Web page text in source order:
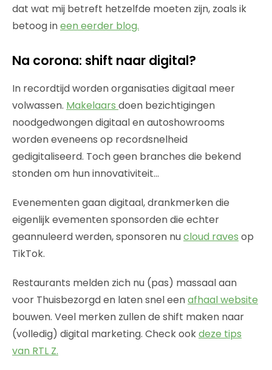
dat wat mij betreft hetzelfde moeten zijn, zoals ik
betoog ineen eerder blog.
Na corona: shift naar digital?
In recordtijd worden organisaties digitaal meer
volwassen. Makelaars doen bezichtigingen
noodgedwongen digitaal en autoshowrooms
worden eveneens op recordsnelheid
gedigitaliseerd. Toch geen branches die bekend
stonden om hun innovativiteit…
Evenementen gaan digitaal, drankmerken die
eigenlijk evementen sponsorden die echter
geannuleerd werden, sponsoren nucloud raves op
TikTok.
Restaurants melden zich nu (pas) massaal aan
voor Thuisbezorgd en laten snel eenafhaal website
bouwen. Veel merken zullen de shift maken naar
(volledig) digital marketing. Check ookdeze tips
van RTL Z.